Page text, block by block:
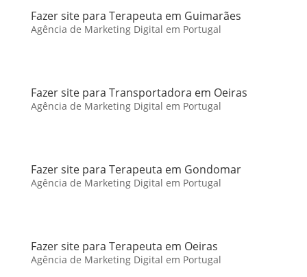
Fazer site para Terapeuta em Guimarães
Agência de Marketing Digital em Portugal
Fazer site para Transportadora em Oeiras
Agência de Marketing Digital em Portugal
Fazer site para Terapeuta em Gondomar
Agência de Marketing Digital em Portugal
Fazer site para Terapeuta em Oeiras
Agência de Marketing Digital em Portugal